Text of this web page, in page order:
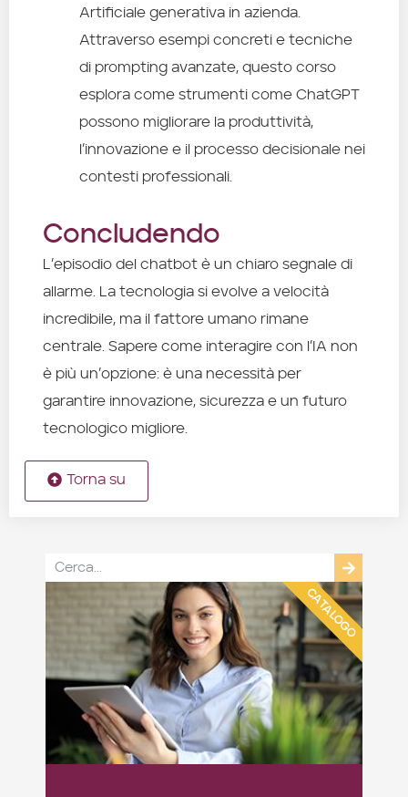
Artificiale generativa in azienda.
Attraverso esempi concreti e tecniche
di prompting avanzate, questo corso
esplora come strumenti come ChatGPT
possono migliorare la produttività,
l’innovazione e il processo decisionale nei
contesti professionali.
Concludendo
L’episodio del chatbot è un chiaro segnale di
allarme. La tecnologia si evolve a velocità
incredibile, ma il fattore umano rimane
centrale. Sapere come interagire con l’IA non
è più un’opzione: è una necessità per
garantire innovazione, sicurezza e un futuro
tecnologico migliore.
Torna su
CATALOGO